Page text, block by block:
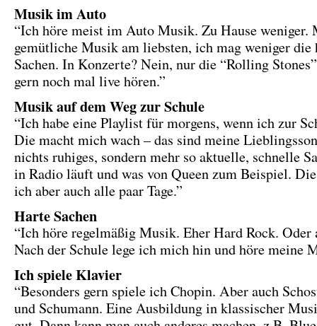
Musik im Auto
“Ich höre meist im Auto Musik. Zu Hause weniger.
gemütliche Musik am liebsten, ich mag weniger die
Sachen. In Konzerte? Nein, nur die “Rolling
gern noch mal live hören.”
Musik auf dem Weg zur Schule
“Ich habe eine Playlist für morgens, wenn ich zur
Die macht mich wach – das sind meine
nichts ruhiges, sondern mehr so aktuelle, schnelle
in Radio läuft und was von Queen zum Beispiel.
ich aber auch alle paar Tage.”
Harte Sachen
“Ich höre regelmäßig Musik. Eher Hard Rock. Oder
Nach der Schule lege ich mich hin und höre meine
Ich spiele Klavier
“Besonders gern spiele ich Chopin. Aber auch
und Schumann. Eine Ausbildung in klassischer